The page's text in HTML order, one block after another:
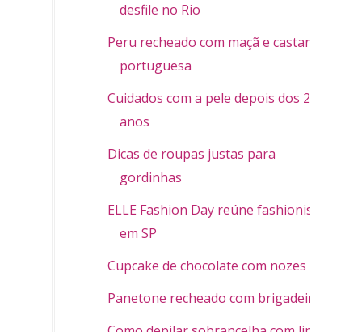
desfile no Rio
Peru recheado com maçã e castanha
portuguesa
Cuidados com a pele depois dos 20
anos
Dicas de roupas justas para
gordinhas
ELLE Fashion Day reúne fashionistas
em SP
Cupcake de chocolate com nozes
Panetone recheado com brigadeiro